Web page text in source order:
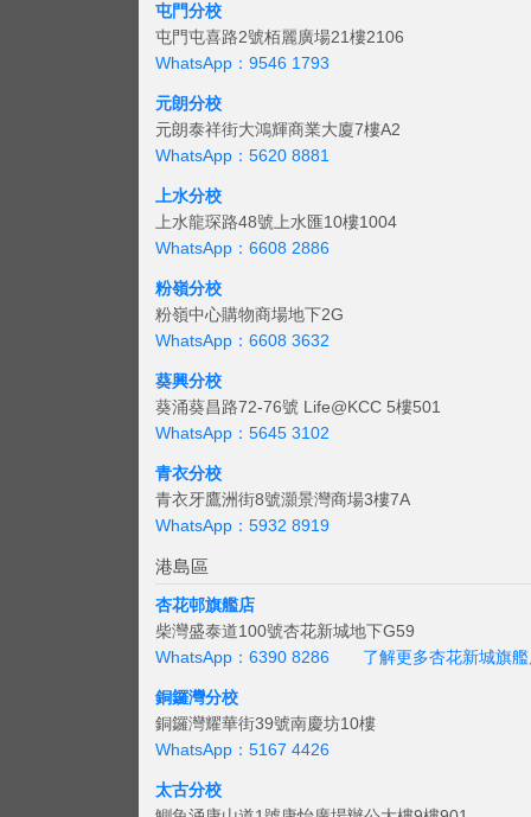
屯門分校
屯門屯喜路2號栢麗廣場21樓2106
WhatsApp：9546 1793
元朗分校
元朗泰祥街大鴻輝商業大廈7樓A2
WhatsApp：5620 8881
上水分校
上水龍琛路48號上水匯10樓1004
WhatsApp：6608 2886
粉嶺分校
粉嶺中心購物商場地下2G
WhatsApp：6608 3632
葵興分校
葵涌葵昌路72-76號 Life@KCC 5樓501
WhatsApp：5645 3102
青衣分校
青衣牙鷹洲街8號灝景灣商場3樓7A
WhatsApp：5932 8919
港島區
杏花邨旗艦店
柴灣盛泰道100號杏花新城地下G59
WhatsApp：6390 8286
了解更多杏花新城旗
銅鑼灣分校
銅鑼灣耀華街39號南慶坊10樓
WhatsApp：5167 4426
太古分校